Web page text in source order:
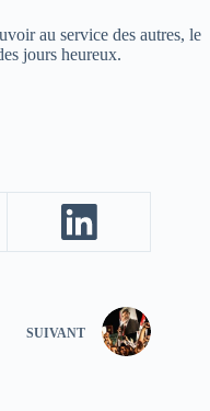
au service des autres, le
jours heureux.
SUIVANT